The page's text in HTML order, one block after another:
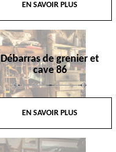
EN SAVOIR PLUS
Débarras de grenier et
cave 86
EN SAVOIR PLUS